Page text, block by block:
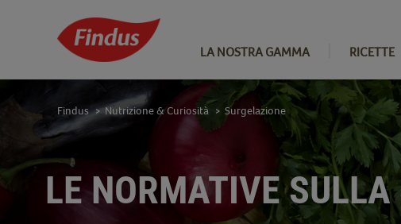
LA NOSTRA GAMMA RICETTE
LE NORMATIVE
Findus > Nutrizione & Curiosità > Surgelazione